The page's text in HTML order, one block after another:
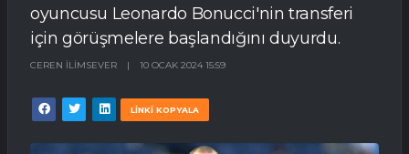
oyuncusu Leonardo Bonucci'nin transferi
için görüşmelere başlandığını duyurdu.
CEREN İLIMSEVER | 10 OCAK 2024 15:59
LİNKİ KOPYALA